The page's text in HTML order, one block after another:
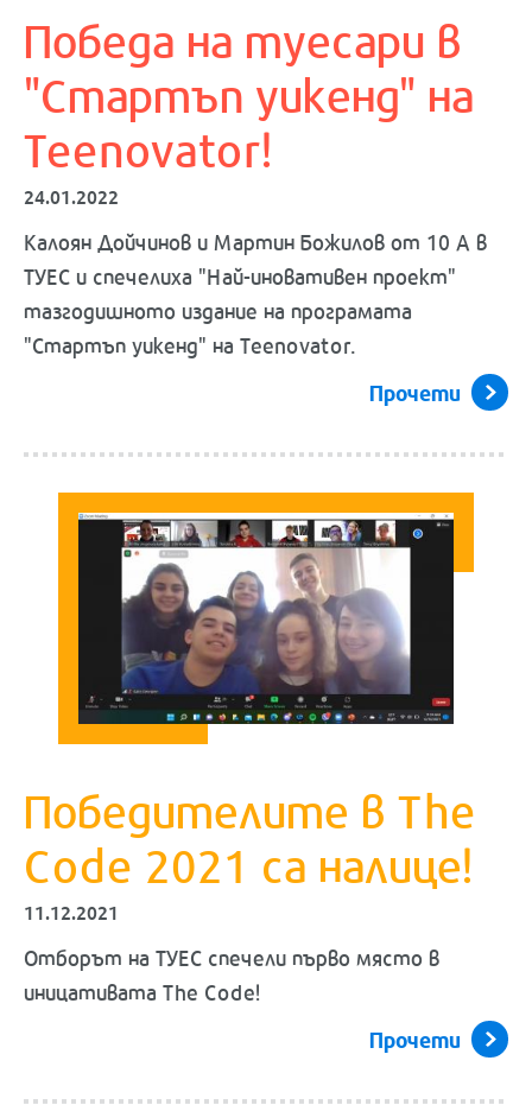
Победа на туесари в
"Стартъп уикенд" на
Teenovator!
24.01.2022
Калоян Дойчинов и Мартин Божилов от 10 А в
ТУЕС и спечелиха "Най-иновативен проект"
тазгодишното издание на програмата
"Стартъп уикенд" на Teenovator.
Прочети
Победителите в The
Code 2021 са налице!
11.12.2021
Отборът на ТУЕС спечели първо място в
иницативата The Code!
Прочети